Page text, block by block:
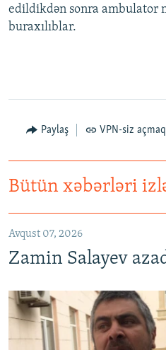
edildikdən sonra ambulator
buraxılıblar.
Paylaş VPN-siz açmaq
Bütün xəbərləri
Avqust 07, 2026
Zamin Salayev